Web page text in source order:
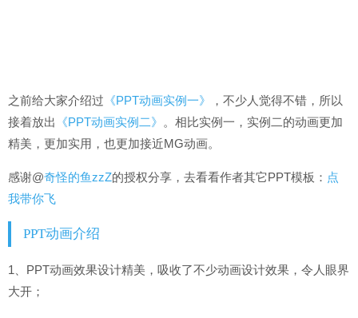
之前给大家介绍过 《PPT动画实例一》
，不少人觉得不错，所以
接着放出 《PPT动画实例二》 。相比实例一，实例二的动画更加
精美，更加实用，也更加接近MG动画。
感谢@奇怪的鱼zzZ的授权分享，去看看作者其它PPT模板： 点
我带你飞
PPT动画介绍
1、PPT动画效果设计精美，吸收了不少动画设计效果，令人眼界
大开；